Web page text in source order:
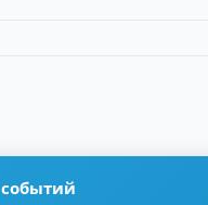
событий